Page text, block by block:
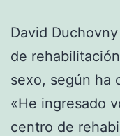
David
de
sexo, según ha
«He ingresado
centro de